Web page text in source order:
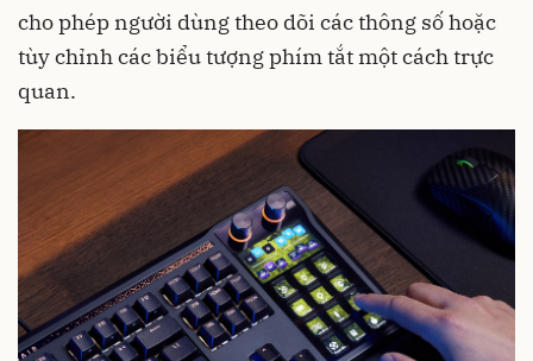
cho phép người dùng theo dõi các thông số hoặc
tùy chỉnh các biểu tượng phím tắt một cách trực
quan.